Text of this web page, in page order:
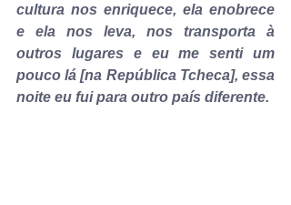
cultura nos enriquece, ela enobrece
e ela nos leva, nos transporta à
outros lugares e eu me senti um
pouco lá [na República Tcheca], essa
noite eu fui para outro país diferente.